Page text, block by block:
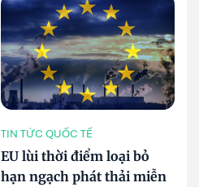
TIN TỨC QUỐC TẾ
EU lùi thời điểm loại bỏ
hạn ngạch phát thải miễn